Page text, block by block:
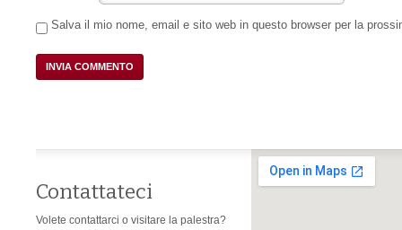
Salva il mio nome, email e sito web in questo browser per la
Contattateci
Volete contattarci o visitare la palestra?